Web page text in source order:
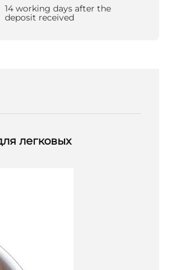
14 working days after the
deposit received
легковых